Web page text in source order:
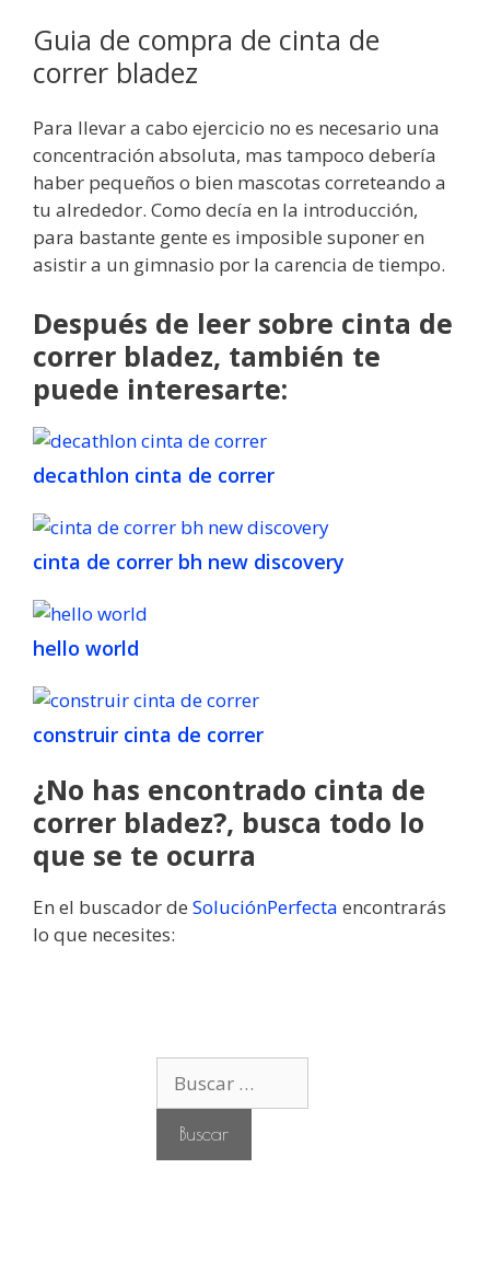
Guia de compra de cinta de
correr bladez
Para llevar a cabo ejercicio no es necesario una
concentración absoluta, mas tampoco debería
haber pequeños o bien mascotas correteando a
tu alrededor. ​Como decía en la introducción,
para bastante gente es imposible suponer en
asistir a un gimnasio por la carencia de tiempo.
Después de leer sobre cinta de
correr bladez, también te
puede interesarte:
decathlon cinta de correr
cinta de correr bh new discovery
hello world
construir cinta de correr
¿No has encontrado cinta de
correr bladez?, busca todo lo
que se te ocurra
En el buscador de SoluciónPerfecta encontrarás
lo que necesites: